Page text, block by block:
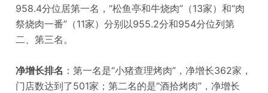
958.4分位居第一名，“松鱼亭和牛烧肉”（13家）和“肉
祭烧肉一番”（11家）分别以955.2分和954分位列第
二、第三名。
净增长排名 ：第一名是“小猪查理烤肉”，净增长362家，
门店数达到了501家；第二名的是“酒拾烤肉”，净增长